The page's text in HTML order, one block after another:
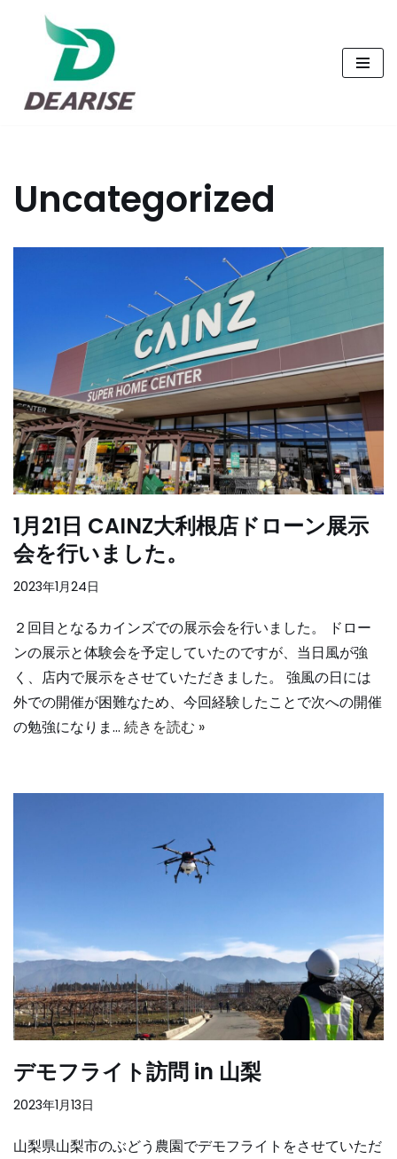
テ
ス
ッ
Uncategorized
1月21日 CAINZ大利根店ドローン展示
会を行いました。
2023年1月24日
２回目となるカインズでの展示会を行いました。 ドロー
ンの展示と体験会を予定していたのですが、当日風が強
く、店内で展示をさせていただきました。 強風の日には
外での開催が困難なため、今回経験したことで次への開催
の勉強になりま… 続きを読む »
デモフライト訪問 in 山梨
2023年1月13日
山梨県山梨市のぶどう農園でデモフライトをさせていただ